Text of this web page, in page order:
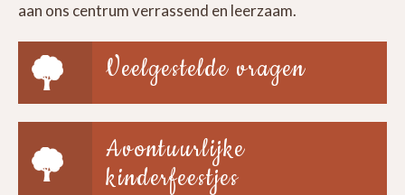
aan ons centrum verrassend en leerzaam.
Veelgestelde vragen
Avontuurlijke
kinderfeestjes